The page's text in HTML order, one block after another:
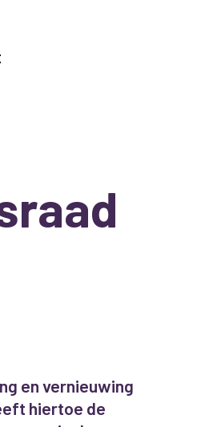
en vernieuwing
hiertoe de